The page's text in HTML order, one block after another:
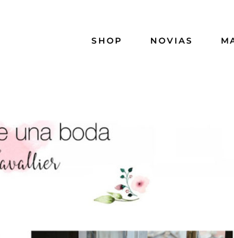
SHOP NOVIAS